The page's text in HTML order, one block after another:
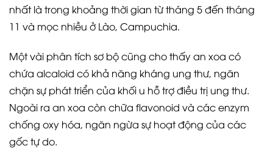
nhất là trong khoảng thời gian từ tháng 5 đến tháng
11 và mọc nhiều ở Lào, Campuchia.
Một vài phân tích sơ bộ cũng cho thấy an xoa có
chứa alcaloid có khả năng kháng ung thư, ngăn
chặn sự phát triển của khối u hỗ trợ điều trị ung thư.
Ngoài ra an xoa còn chữa flavonoid và các enzym
chống oxy hóa, ngăn ngừa sự hoạt động của các
gốc tự do.